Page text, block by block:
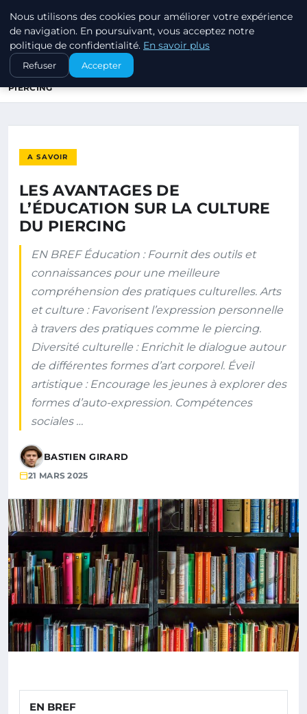
PIERCINGS ET PLUGS
ACCUEIL
A SAVOIR
LES AVANTAGES DE L’ÉDUCATION SUR LA CULTURE DU
PIERCING
A SAVOIR
LES AVANTAGES DE
L’ÉDUCATION SUR LA CULTURE
DU PIERCING
EN BREF Éducation : Fournit des outils et
connaissances pour une meilleure
compréhension des pratiques culturelles. Arts
et culture : Favorisent l’expression personnelle
à travers des pratiques comme le piercing.
Diversité culturelle : Enrichit le dialogue autour
de différentes formes d’art corporel. Éveil
artistique : Encourage les jeunes à explorer des
formes d’auto-expression. Compétences
sociales …
BASTIEN GIRARD
21 MARS 2025
EN BREF
Nous utilisons des cookies pour améliorer votre expérience
de navigation. En poursuivant, vous acceptez notre
politique de confidentialité. En savoir plus
Refuser Accepter